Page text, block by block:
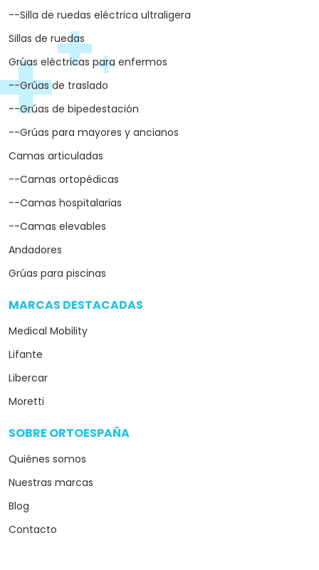
--Silla de ruedas eléctrica ultraligera
Sillas de ruedas
Grúas eléctricas para enfermos
--Grúas de traslado
--Grúas de bipedestación
--Grúas para mayores y ancianos
Camas articuladas
--Camas ortopédicas
--Camas hospitalarias
--Camas elevables
Andadores
Grúas para piscinas
MARCAS DESTACADAS
Medical Mobility
Lifante
Libercar
Moretti
SOBRE ORTOESPAÑA
Quiénes somos
Nuestras marcas
Blog
Contacto